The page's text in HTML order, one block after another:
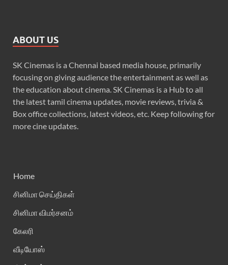
ABOUT US
SK Cinemas is a Chennai based media house, primarily
focusing on giving audience the entertainment as well as
the education about cinema. SK Cinemas is a Hub to all
the latest tamil cinema updates, movie reviews, trivia &
Box office collections, latest videos, etc. Keep following for
more cine updates.
Home
சினிமா செய்திகள்
சினிமா விமர்சனம்
கேலரி
வீடியோஸ்